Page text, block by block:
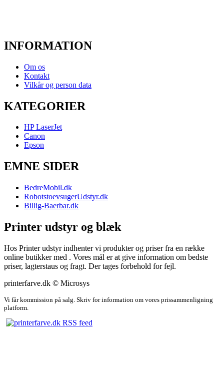
INFORMATION
Om os
Kontakt
Vilkår og person data
KATEGORIER
HP LaserJet
Canon
Epson
EMNE SIDER
BedreMobil.dk
RobotstoevsugerUdstyr.dk
Billig-Baerbar.dk
Printer udstyr og blæk
Hos Printer udstyr indhenter vi produkter og priser fra en række
online butikker med . Vores mål er at give information om bedste
priser, lagterstaus og fragt. Der tages forbehold for fejl.
printerfarve.dk © Microsys
Vi får kommission på salg. Skriv for information om vores prissammenligning
platform.